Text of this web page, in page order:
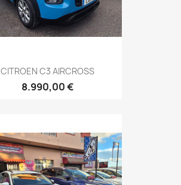
CITROEN C3 AIRCROSS
8.990,00 €